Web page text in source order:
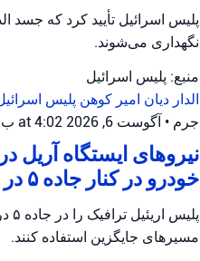
نگهداری می‌شوند.
منبع: پلیس اسرائیل
الدار دیان امیر کوهن پلیس
جرم • آگوست 6, 2026 at 4:02 ب.ظ
نیروهای ایستگاه
خودرو در کنار جاده ۵ در سامره فعالیت می‌کنند.
مسیرهای جایگزین استفاده کنند.